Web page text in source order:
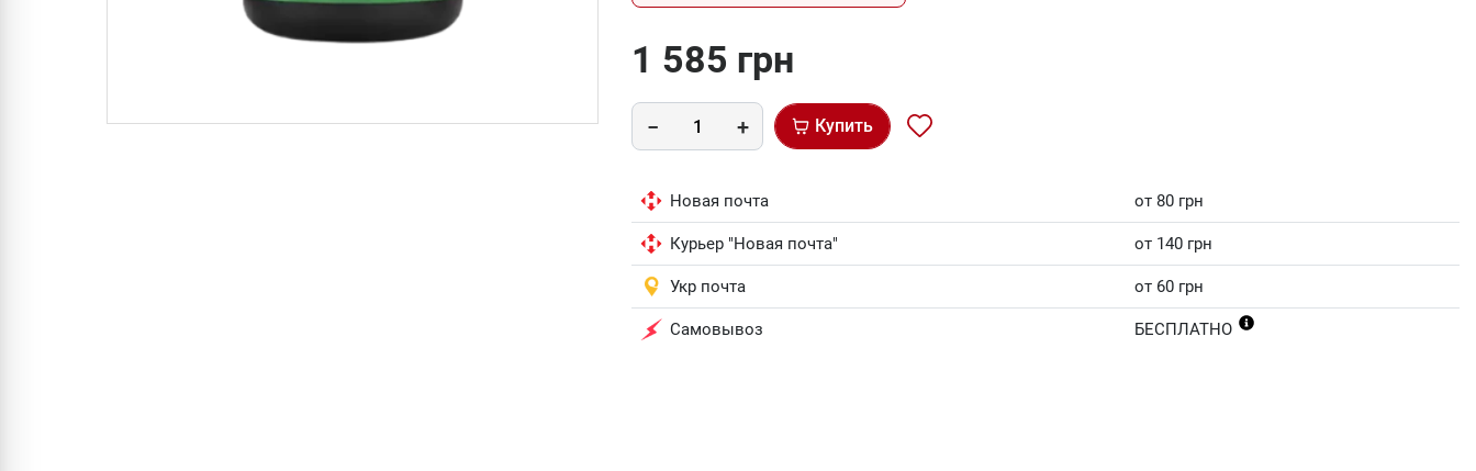
1 585 грн
Купить
Новая почта от 80 грн
Курьер "Новая почта" от 140 грн
Укр почта от 60 грн
Самовывоз БЕСПЛАТНО